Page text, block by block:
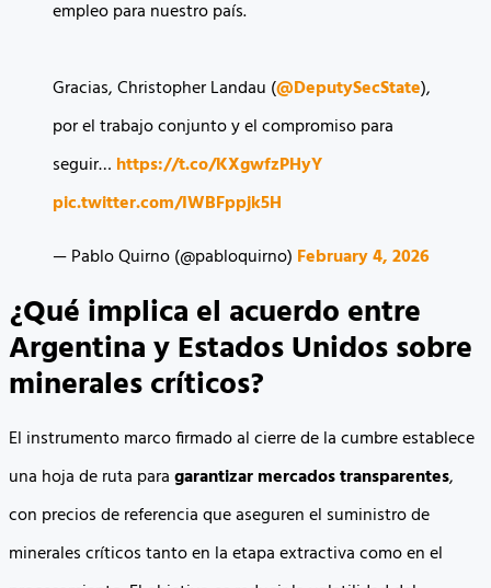
empleo para nuestro país.
Gracias, Christopher Landau (@DeputySecState),
por el trabajo conjunto y el compromiso para
seguir… https://t.co/KXgwfzPHyY
pic.twitter.com/IWBFppjk5H
— Pablo Quirno (@pabloquirno) February 4, 2026
¿Qué implica el acuerdo entre
Argentina y Estados Unidos sobre
minerales críticos?
El instrumento marco firmado al cierre de la cumbre establece
una hoja de ruta paragarantizar mercados transparentes,
con precios de referencia que aseguren el suministro de
minerales críticos tanto en la etapa extractiva como en el